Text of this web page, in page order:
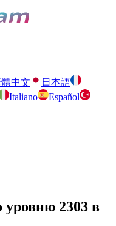
中文
日本語
Italiano
Español
уровню 2303 в